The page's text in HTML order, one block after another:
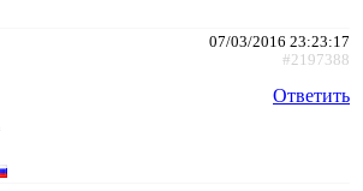
07/03/2016 23:23:17
#2197388
Ответить